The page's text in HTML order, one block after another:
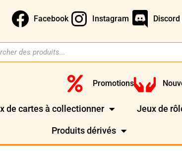
Facebook Instagram Discord
Promotions
de cartes à collectionner Jeux de
Produits dérivés